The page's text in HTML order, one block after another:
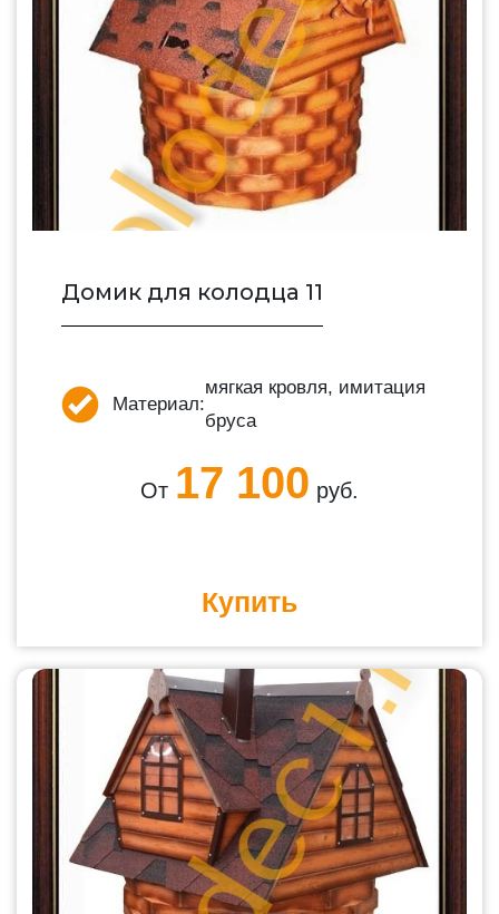
Домик для колодца 11
Материал:
мягкая кровля, имитация
бруса
От 17 100 руб.
Купить